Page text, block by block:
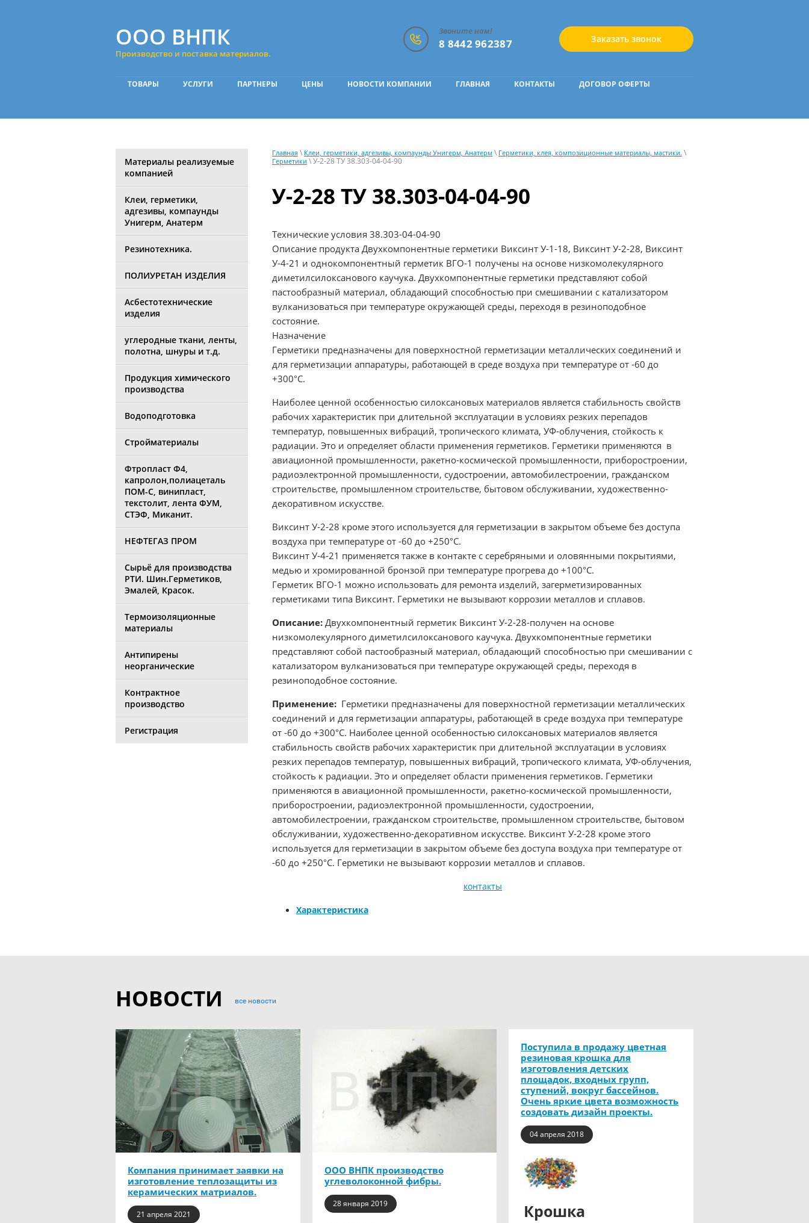
ООО ВНПК
Производство и поставка материалов.
Звоните нам!
8 8442 962387 Заказать звонок
ТОВАРЫ УСЛУГИ ПАРТНЕРЫ ЦЕНЫ НОВОСТИ КОМПАНИИ ГЛАВНАЯ КОНТАКТЫ ДОГОВОР ОФЕРТЫ
Материалы реализуемые
компанией
Клеи, герметики,
адгезивы, компаунды
Унигерм, Анатерм
Резинотехника.
ПОЛИУРЕТАН ИЗДЕЛИЯ
Асбестотехнические
изделия
углеродные ткани, ленты,
полотна, шнуры и т.д.
Продукция химического
производства
Водоподготовка
Стройматериалы
Фтропласт Ф4,
капролон,полиацеталь
ПОМ-С, винипласт,
текстолит, лента ФУМ,
СТЭФ, Миканит.
НЕФТЕГАЗ ПРОМ
Сырьё для производства
РТИ. Шин.Герметиков,
Эмалей, Красок.
Термоизоляционные
материалы
Антипирены
неорганические
Контрактное
производство
Регистрация
Главная \ Клеи, герметики, адгезивы, компаунды Унигерм, Анатерм \ Герметики, клея, композиционные материалы, мастики. \
Герметики \ У-2-28 ТУ 38.303-04-04-90
У-2-28 ТУ 38.303-04-04-90
Технические условия 38.303-04-04-90
Описание продукта Двухкомпонентные герметики Виксинт У-1-18, Виксинт У-2-28, Виксинт
У-4-21 и однокомпонентный герметик ВГО-1 получены на основе низкомолекулярного
диметилсилоксанового каучука. Двухкомпонентные герметики представляют собой
пастообразный материал, обладающий способностью при смешивании с катализатором
вулканизоваться при температуре окружающей среды, переходя в резиноподобное
состояние.
Назначение
Герметики предназначены для поверхностной герметизации металлических соединений и
для герметизации аппаратуры, работающей в среде воздуха при температуре от -60 до
+300°С.
Наиболее ценной особенностью силоксановых материалов является стабильность свойств
рабочих характеристик при длительной эксплуатации в условиях резких перепадов
температур, повышенных вибраций, тропического климата, УФ-облучения, стойкость к
радиации. Это и определяет области применения герметиков. Герметики применяются в
авиационной промышленности, ракетно-космической промышленности, приборостроении,
радиоэлектронной промышленности, судостроении, автомобилестроении, гражданском
строительстве, промышленном строительстве, бытовом обслуживании, художественно-
декоративном искусстве.
Виксинт У-2-28 кроме этого используется для герметизации в закрытом объеме без доступа
воздуха при температуре от -60 до +250°С.
Виксинт У-4-21 применяется также в контакте с серебряными и оловянными покрытиями,
медью и хромированной бронзой при температуре прогрева до +100°С.
Герметик ВГО-1 можно использовать для ремонта изделий, загерметизированных
герметиками типа Виксинт. Герметики не вызывают коррозии металлов и сплавов.
Описание: Двухкомпонентный герметик Виксинт У-2-28-получен на основе
низкомолекулярного диметилсилоксанового каучука. Двухкомпонентные герметики
представляют собой пастообразный материал, обладающий способностью при смешивании с
катализатором вулканизоваться при температуре окружающей среды, переходя в
резиноподобное состояние.
Применение: Герметики предназначены для поверхностной герметизации металлических
соединений и для герметизации аппаратуры, работающей в среде воздуха при температуре
от -60 до +300°С. Наиболее ценной особенностью силоксановых материалов является
стабильность свойств рабочих характеристик при длительной эксплуатации в условиях
резких перепадов температур, повышенных вибраций, тропического климата, УФ-облучения,
стойкость к радиации. Это и определяет области применения герметиков. Герметики
применяются в авиационной промышленности, ракетно-космической промышленности,
приборостроении, радиоэлектронной промышленности, судостроении,
автомобилестроении, гражданском строительстве, промышленном строительстве, бытовом
обслуживании, художественно-декоративном искусстве. Виксинт У-2-28 кроме этого
используется для герметизации в закрытом объеме без доступа воздуха при температуре от
-60 до +250°С. Герметики не вызывают коррозии металлов и сплавов.
контакты
Характеристика
НОВОСТИ все новости
Компания принимает заявки на
изготовление теплозащиты из
керамических матриалов.
21 апреля 2021
ООО ВНПК производство
углеволоконной фибры.
28 января 2019
Поступила в продажу цветная
резиновая крошка для
изготовления детских
площадок, входных групп,
ступений, вокруг бассейнов.
Очень яркие цвета возможность
создовать дизайн проекты.
04 апреля 2018
Крошка